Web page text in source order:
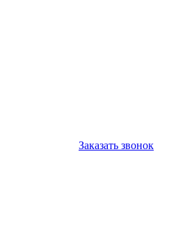
Заказать звонок